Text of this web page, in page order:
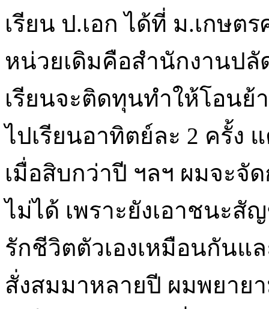
เรียน ป.เอก ได้ที่ ม.เกษต
หน่วยเดิมคือสำนักงานปลั
เรียนจะติดทุนทำให้โอนย้
ไปเรียนอาทิตย์ละ 2 ครั้ง
เมื่อสิบกว่าปี ฯลฯ ผมจะจั
ไม่ได้ เพราะยังเอาชนะ
รักชีวิตตัวเองเหมือนกันแ
สั่งสมมาหลายปี ผมพยาย